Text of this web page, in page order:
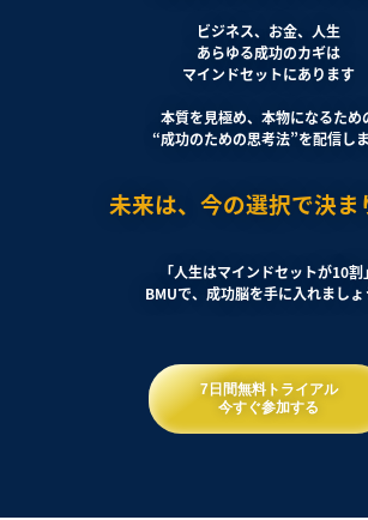
ビジネス、お金、人生
あらゆる成功のカギは
マインドセットにあります
本質を見極め、本物になるため
“成功のための思考法”を配信し
未来は、今の選択で決ま
「人生はマインドセットが10割」
BMUで、成功脳を手に入れましょ
7日間無料トライアル
今すぐ参加する